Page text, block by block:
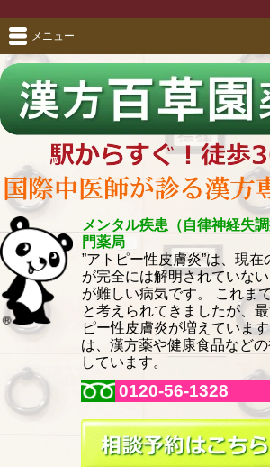
メンタル疾患（自律神経失
門薬局
”アトピー性皮膚炎”は、現
が完全には解明されていな
が難しい病気です。 これま
と考えられてきましたが、
ピー性皮膚炎が増えていま
は、漢方薬や健康食品など
しています。
0120-56-1328
メニュー